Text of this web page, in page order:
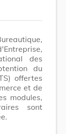
des
du
offertes
et de
modules,
sont